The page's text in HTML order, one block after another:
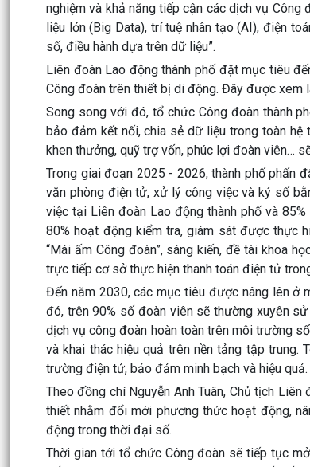
nghiệm và khả năng tiếp cận các dịch vụ
liệu lớn (Big Data), trí tuệ nhân tạo (AI), điện
số, điều hành dựa trên dữ liệu”.
Liên đoàn Lao động thành phố đặt mục tiêu
Công đoàn trên thiết bị di động. Đây được xem
Song song với đó, tổ chức Công đoàn thành
bảo đảm kết nối, chia sẻ dữ liệu trong toàn hệ
khen thưởng, quỹ trợ vốn, phúc lợi đoàn viên…
Trong giai đoạn 2025 - 2026, thành phố phấn
văn phòng điện tử, xử lý công việc và ký số
việc tại Liên đoàn Lao động thành phố và
80% hoạt động kiểm tra, giám sát được thực
“Mái ấm Công đoàn”, sáng kiến, đề tài khoa
trực tiếp cơ sở thực hiện thanh toán điện tử
Đến năm 2030, các mục tiêu được nâng lên ở
đó, trên 90% số đoàn viên sẽ thường xuyên
dịch vụ công đoàn hoàn toàn trên môi trường
và khai thác hiệu quả trên nền tảng tập trung.
trường điện tử, bảo đảm minh bạch và hiệu quả.
Theo đồng chí Nguyễn Anh Tuân, Chủ tịch
thiết nhằm đổi mới phương thức hoạt động,
động trong thời đại số.
Thời gian tới tổ chức Công đoàn sẽ tiếp tục